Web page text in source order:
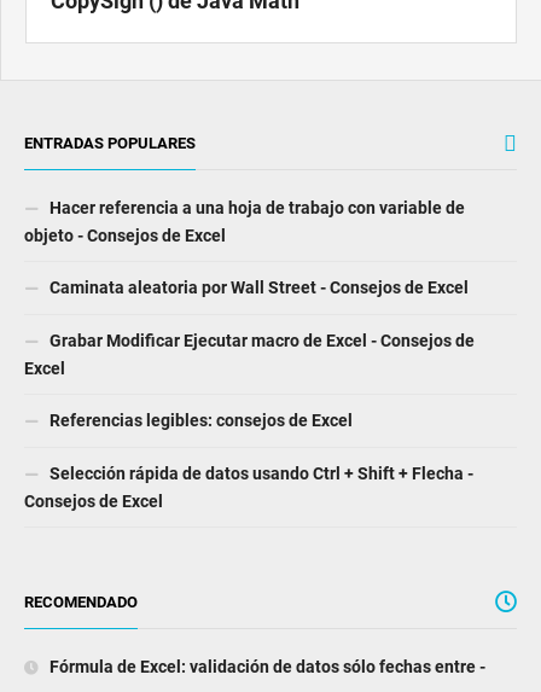
ENTRADAS POPULARES
Hacer referencia a una hoja de trabajo con variable de
objeto - Consejos de Excel
Caminata aleatoria por Wall Street - Consejos de Excel
Grabar Modificar Ejecutar macro de Excel - Consejos de
Excel
Referencias legibles: consejos de Excel
Selección rápida de datos usando Ctrl + Shift + Flecha -
Consejos de Excel
RECOMENDADO
Fórmula de Excel: validación de datos sólo fechas entre -